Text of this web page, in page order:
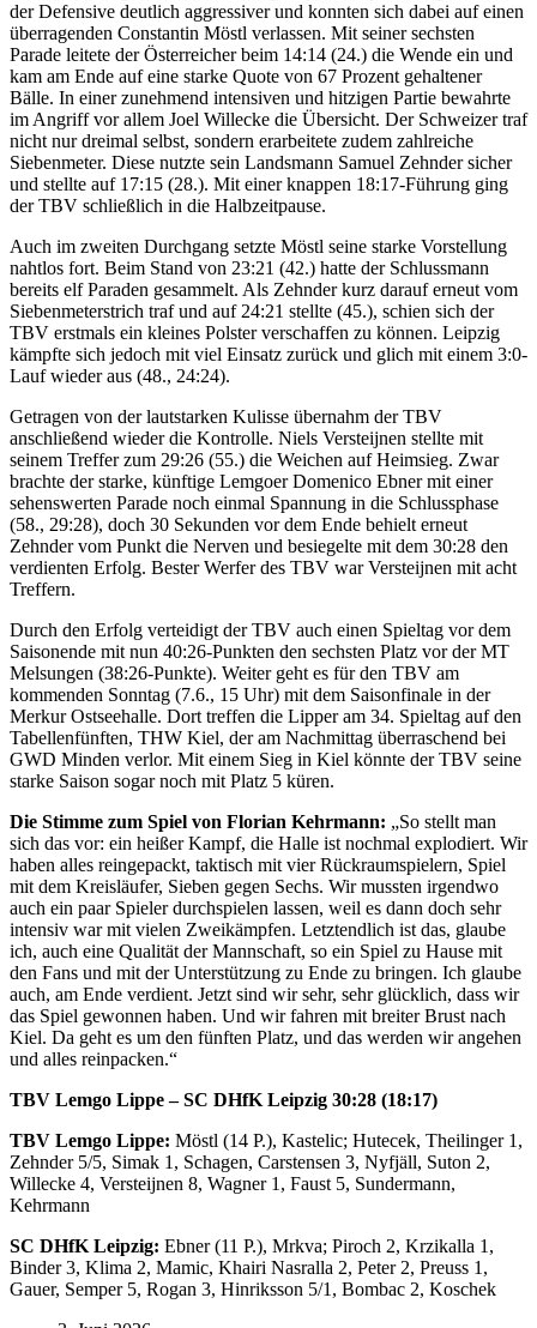
der Defensive deutlich aggressiver und konnten sich dabei auf einen
überragenden Constantin Möstl verlassen. Mit seiner sechsten
Parade leitete der Österreicher beim 14:14 (24.) die Wende ein und
kam am Ende auf eine starke Quote von 67 Prozent gehaltener
Bälle. In einer zunehmend intensiven und hitzigen Partie bewahrte
im Angriff vor allem Joel Willecke die Übersicht. Der Schweizer traf
nicht nur dreimal selbst, sondern erarbeitete zudem zahlreiche
Siebenmeter. Diese nutzte sein Landsmann Samuel Zehnder sicher
und stellte auf 17:15 (28.). Mit einer knappen 18:17-Führung ging
der TBV schließlich in die Halbzeitpause.
Auch im zweiten Durchgang setzte Möstl seine starke Vorstellung
nahtlos fort. Beim Stand von 23:21 (42.) hatte der Schlussmann
bereits elf Paraden gesammelt. Als Zehnder kurz darauf erneut vom
Siebenmeterstrich traf und auf 24:21 stellte (45.), schien sich der
TBV erstmals ein kleines Polster verschaffen zu können. Leipzig
kämpfte sich jedoch mit viel Einsatz zurück und glich mit einem 3:0-
Lauf wieder aus (48., 24:24).
Getragen von der lautstarken Kulisse übernahm der TBV
anschließend wieder die Kontrolle. Niels Versteijnen stellte mit
seinem Treffer zum 29:26 (55.) die Weichen auf Heimsieg. Zwar
brachte der starke, künftige Lemgoer Domenico Ebner mit einer
sehenswerten Parade noch einmal Spannung in die Schlussphase
(58., 29:28), doch 30 Sekunden vor dem Ende behielt erneut
Zehnder vom Punkt die Nerven und besiegelte mit dem 30:28 den
verdienten Erfolg. Bester Werfer des TBV war Versteijnen mit acht
Treffern.
Durch den Erfolg verteidigt der TBV auch einen Spieltag vor dem
Saisonende mit nun 40:26-Punkten den sechsten Platz vor der MT
Melsungen (38:26-Punkte). Weiter geht es für den TBV am
kommenden Sonntag (7.6., 15 Uhr) mit dem Saisonfinale in der
Merkur Ostseehalle. Dort treffen die Lipper am 34. Spieltag auf den
Tabellenfünften, THW Kiel, der am Nachmittag überraschend bei
GWD Minden verlor. Mit einem Sieg in Kiel könnte der TBV seine
starke Saison sogar noch mit Platz 5 küren.
Die Stimme zum Spiel von Florian Kehrmann: „So stellt man
sich das vor: ein heißer Kampf, die Halle ist nochmal explodiert. Wir
haben alles reingepackt, taktisch mit vier Rückraumspielern, Spiel
mit dem Kreisläufer, Sieben gegen Sechs. Wir mussten irgendwo
auch ein paar Spieler durchspielen lassen, weil es dann doch sehr
intensiv war mit vielen Zweikämpfen. Letztendlich ist das, glaube
ich, auch eine Qualität der Mannschaft, so ein Spiel zu Hause mit
den Fans und mit der Unterstützung zu Ende zu bringen. Ich glaube
auch, am Ende verdient. Jetzt sind wir sehr, sehr glücklich, dass wir
das Spiel gewonnen haben. Und wir fahren mit breiter Brust nach
Kiel. Da geht es um den fünften Platz, und das werden wir angehen
und alles reinpacken.“
TBV Lemgo Lippe – SC DHfK Leipzig 30:28 (18:17)
TBV Lemgo Lippe: Möstl (14 P.), Kastelic; Hutecek, Theilinger 1,
Zehnder 5/5, Simak 1, Schagen, Carstensen 3, Nyfjäll, Suton 2,
Willecke 4, Versteijnen 8, Wagner 1, Faust 5, Sundermann,
Kehrmann
SC DHfK Leipzig: Ebner (11 P.), Mrkva; Piroch 2, Krzikalla 1,
Binder 3, Klima 2, Mamic, Khairi Nasralla 2, Peter 2, Preuss 1,
Gauer, Semper 5, Rogan 3, Hinriksson 5/1, Bombac 2, Koschek